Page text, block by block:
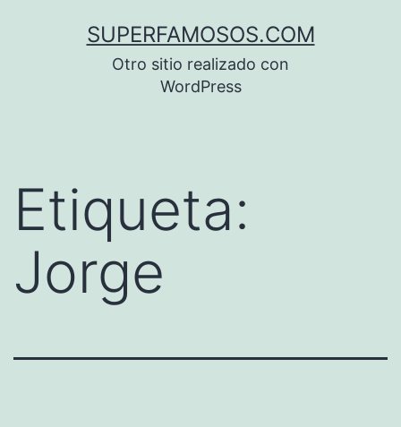
SUPERFAMOSOS.COM
Otro sitio realizado con
WordPress
Etiqueta:
Jorge